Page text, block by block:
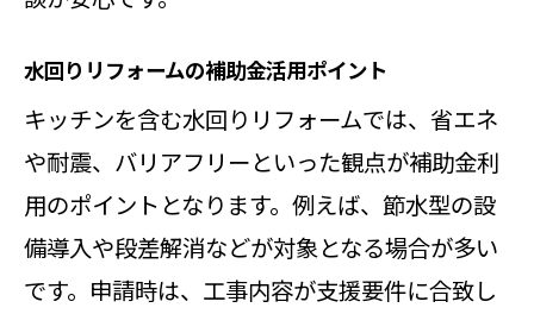
水回りリフォームの補助金活用ポイント
キッチンを含む水回りリフォームでは、省エネ
や耐震、バリアフリーといった観点が補助金利
用のポイントとなります。例えば、節水型の設
備導入や段差解消などが対象となる場合が多い
です。申請時は、工事内容が支援要件に合致し